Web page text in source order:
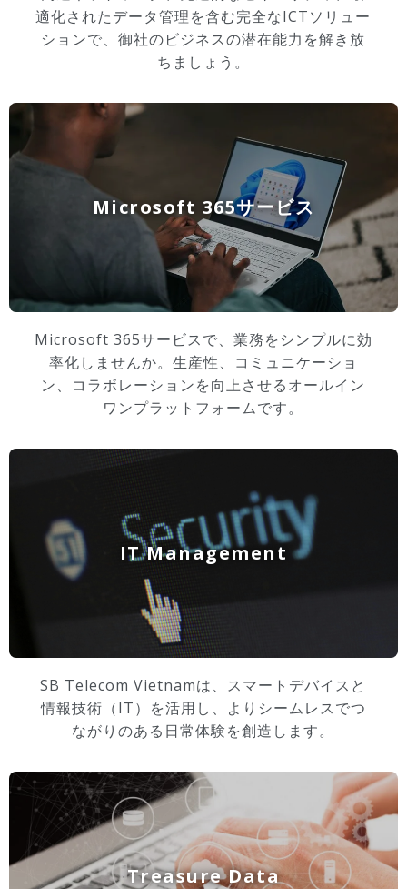
適化されたデータ管理を含む完全なICTソリュー
ションで、御社のビジネスの潜在能力を解き放
ちましょう。
Microsoft 365サービス
Microsoft 365サービスで、業務をシンプルに効
率化しませんか。生産性、コミュニケーショ
ン、コラボレーションを向上させるオールイン
ワンプラットフォームです。
IT Management
SB Telecom Vietnamは、スマートデバイスと
情報技術（IT）を活用し、よりシームレスでつ
ながりのある日常体験を創造します。
Treasure Data